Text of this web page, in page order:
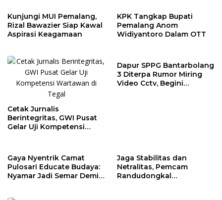
Kunjungi MUI Pemalang,
Rizal Bawazier Siap Kawal
Aspirasi Keagamaan
KPK Tangkap Bupati
Pemalang Anom
Widiyantoro Dalam OTT
Cetak Jurnalis
Berintegritas, GWI Pusat
Gelar Uji Kompetensi
Dapur SPPG Bantarbolang
3 Diterpa Rumor Miring
Video Cctv, Begini
Gaya Nyentrik Camat
Pulosari Educate Budaya:
Nyamar Jadi Semar Demi
Jaga Stabilitas dan
Netralitas, Pemcam
Randudongkal